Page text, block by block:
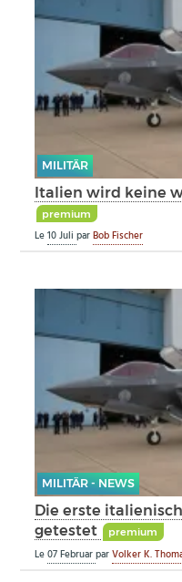
MILITÄR
Italien wird keine
premium
Le10 JuliparBob Fischer
MILITÄR - NEWS
Die erste
getestet
premium
Le07 FebruarparVolker K.